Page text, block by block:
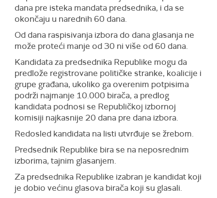
dana pre isteka mandata predsednika, i da se
okončaju u narednih 60 dana.
Od dana raspisivanja izbora do dana glasanja ne
može proteći manje od 30 ni više od 60 dana.
Kandidata za predsednika Republike mogu da
predlože registrovane političke stranke, koalicije i
grupe građana, ukoliko ga overenim potpisima
podrži najmanje 10.000 birača, a predlog
kandidata podnosi se Republičkoj izbornoj
komisiji najkasnije 20 dana pre dana izbora.
Redosled kandidata na listi utvrđuje se žrebom.
Predsednik Republike bira se na neposrednim
izborima, tajnim glasanjem.
Za predsednika Republike izabran je kandidat koji
je dobio većinu glasova birača koji su glasali.